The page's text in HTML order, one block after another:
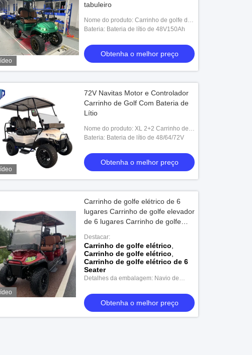
tabuleiro
Nome do produto: Carrinho de golfe de
4 lugares
Bateria: Bateria de lítio de 48V150Ah
Obtenha o melhor preço
72V Navitas Motor e Controlador
Carrinho de Golf Com Bateria de
Lítio
Nome do produto: XL 2+2 Carrinho de
Golfe
Bateria: Bateria de lítio de 48/64/72V
Obtenha o melhor preço
Carrinho de golfe elétrico de 6
lugares Carrinho de golfe elevador
de 6 lugares Carrinho de golfe
Destacar:
Carrinho de golfe elétrico
Carrinho de golfe elétrico
Carrinho de golfe elétrico de 6
Seater
Detalhes da embalagem: Navio de
21 peças
Obtenha o melhor preço